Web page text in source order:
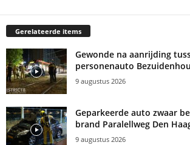
Gerelateerde items
Gewonde na aanrijding
personenauto
9 augustus 2026
Geparkeerde auto zwaar
brand Paralellweg Den
9 augustus 2026